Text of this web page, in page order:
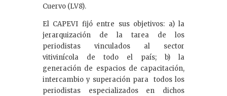
Cuervo (LV8).
El CAPEVI fijó entre sus objetivos: a) la
jerarquización de la tarea de los
periodistas vinculados al sector
vitivinícola de todo el país; b) la
generación de espacios de capacitación,
intercambio y superación para todos los
periodistas especializados en dichos